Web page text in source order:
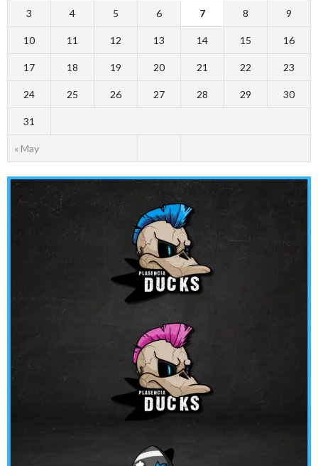
« May
3 4 5 6 7 8 9
10 11 12 13 14 15 16
17 18 19 20 21 22 23
24 25 26 27 28 29 30
31